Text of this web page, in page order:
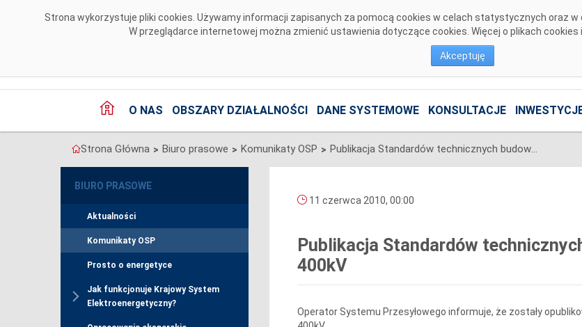
Strona wykorzystuje pliki cookies. Używamy informacji zapisanych za pomocą cookies w celach statystycznych oraz
W przeglądarce internetowej można zmienić ustawienia dotyczące cookies. Więcej o plikach
Akceptuję
O NAS OBSZARY DZIAŁALNOŚCI DANE SYSTEMOWE KONSULTACJE
Strona Główna > Biuro prasowe > Komunikaty OSP > Publikacja Standardów technicznych budowy linii napowietrznych 400kV
BIURO PRASOWE
Aktualności
Komunikaty OSP
Prosto o energetyce
Jak funkcjonuje Krajowy System
Elektroenergetyczny?
11 czerwca 2010, 00:00
Publikacja Standardów
400kV
Operator Systemu Przesyłowego informuje, że zostały